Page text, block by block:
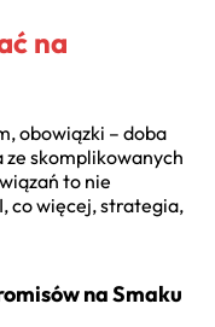
na
obowiązki – doba
ze skomplikowanych
to nie
co więcej, strategia,
na Smaku